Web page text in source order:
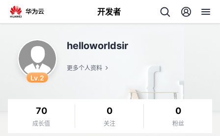
开发者
Lv.2
helloworldsir
更多个人资料
70
成长值
0
关注
0
粉丝